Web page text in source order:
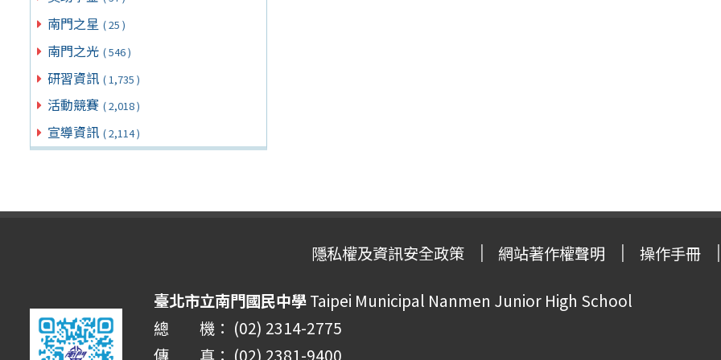
南門之星 ( 25 )
南門之光 ( 546 )
研習資訊 ( 1,735 )
活動競賽 ( 2,018 )
宣導資訊 ( 2,114 )
隱私權及資訊安全政策 網站著作權聲明 操作手冊
臺北市立南門國民中學Taipei Municipal Nanmen Junior High School
總 機： (02) 2314-2775
傳 真： (02) 2381-9400